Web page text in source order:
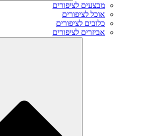
מבצעים לציפורים
אוכל לציפורים
כלובים לציפורים
אביזרים לציפורים